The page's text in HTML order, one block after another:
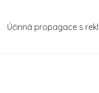
Účinná propagace s